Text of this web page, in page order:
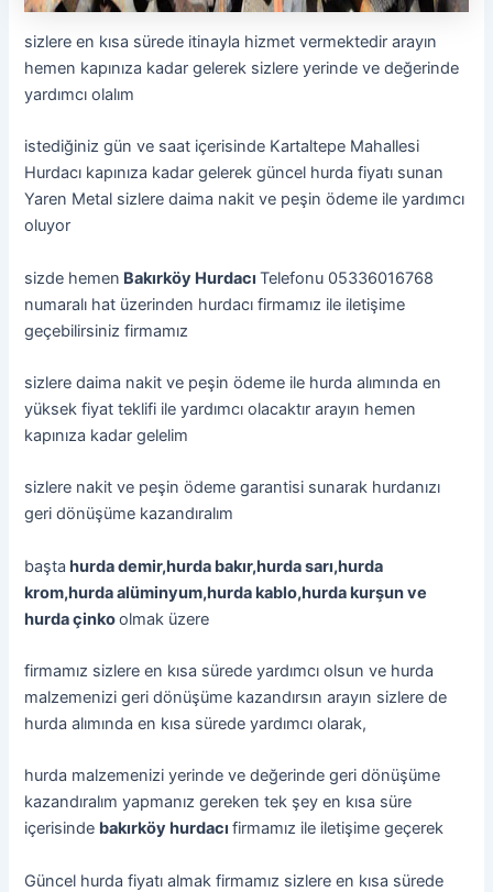
sizlere en kısa sürede itinayla hizmet vermektedir arayın
hemen kapınıza kadar gelerek sizlere yerinde ve değerinde
yardımcı olalım
istediğiniz gün ve saat içerisinde Kartaltepe Mahallesi
Hurdacı kapınıza kadar gelerek güncel hurda fiyatı sunan
Yaren Metal sizlere daima nakit ve peşin ödeme ile yardımcı
oluyor
sizde hemen Bakırköy HurdacıTelefonu 05336016768
numaralı hat üzerinden hurdacı firmamız ile iletişime
geçebilirsiniz firmamız
sizlere daima nakit ve peşin ödeme ile hurda alımında en
yüksek fiyat teklifi ile yardımcı olacaktır arayın hemen
kapınıza kadar gelelim
sizlere nakit ve peşin ödeme garantisi sunarak hurdanızı
geri dönüşüme kazandıralım
başta hurda demir,hurda bakır,hurda sarı,hurda
krom,hurda alüminyum,hurda kablo,hurda kurşun ve
hurda çinkoolmak üzere
firmamız sizlere en kısa sürede yardımcı olsun ve hurda
malzemenizi geri dönüşüme kazandırsın arayın sizlere de
hurda alımında en kısa sürede yardımcı olarak,
hurda malzemenizi yerinde ve değerinde geri dönüşüme
kazandıralım yapmanız gereken tek şey en kısa süre
içerisinde bakırköy hurdacıfirmamız ile iletişime geçerek
Güncel hurda fiyatı almak firmamız sizlere en kısa sürede